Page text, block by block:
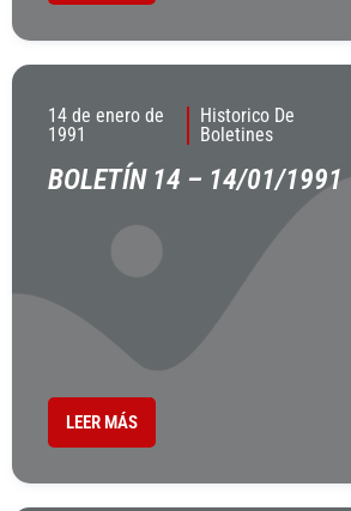
14 de enero de
1991
Historico De
Boletines
BOLETÍN 14 – 14/01/1991
LEER MÁS